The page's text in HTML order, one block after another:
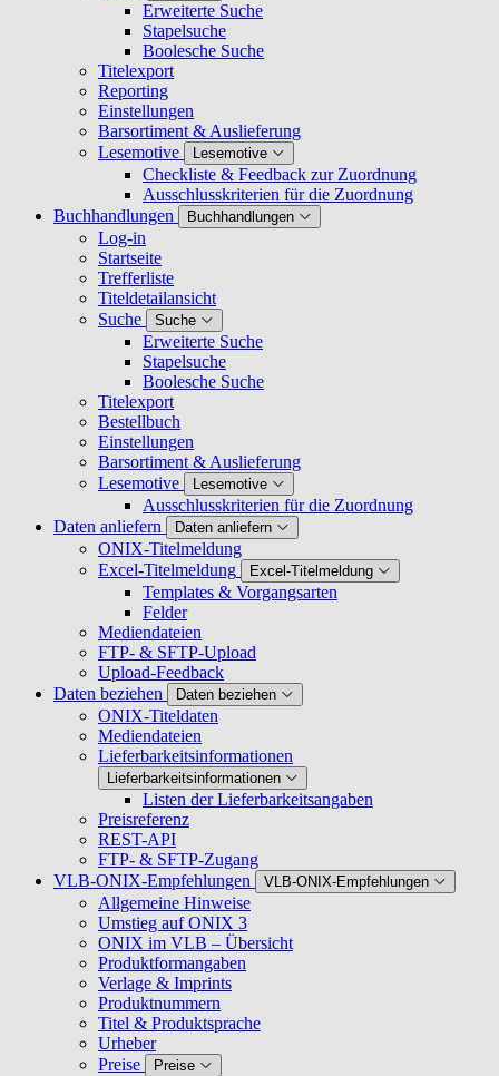
Erweiterte Suche
Stapelsuche
Boolesche Suche
Titelexport
Reporting
Einstellungen
Barsortiment & Auslieferung
Lesemotive
Lesemotive
Checkliste & Feedback zur Zuordnung
Ausschlusskriterien für die Zuordnung
Buchhandlungen
Buchhandlungen
Log-in
Startseite
Trefferliste
Titeldetailansicht
Suche
Suche
Erweiterte Suche
Stapelsuche
Boolesche Suche
Titelexport
Bestellbuch
Einstellungen
Barsortiment & Auslieferung
Lesemotive
Lesemotive
Ausschlusskriterien für die Zuordnung
Daten anliefern
Daten anliefern
ONIX-Titelmeldung
Excel-Titelmeldung
Excel-Titelmeldung
Templates & Vorgangsarten
Felder
Mediendateien
FTP- & SFTP-Upload
Upload-Feedback
Daten beziehen
Daten beziehen
ONIX-Titeldaten
Mediendateien
Lieferbarkeitsinformationen
Lieferbarkeitsinformationen
Listen der Lieferbarkeitsangaben
Preisreferenz
REST-API
FTP- & SFTP-Zugang
VLB-ONIX-Empfehlungen
VLB-ONIX-Empfehlungen
Allgemeine Hinweise
Umstieg auf ONIX 3
ONIX im VLB – Übersicht
Produktformangaben
Verlage & Imprints
Produktnummern
Titel & Produktsprache
Urheber
Preise
Preise